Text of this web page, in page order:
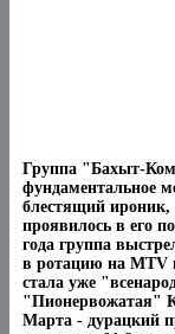
Группа "Бахыт-
фундаментальное
блестящий ироник,
проявилось в его
года группа
в ротацию на MTV
стала уже
"Пионервожатая"
Марта - дурацкий